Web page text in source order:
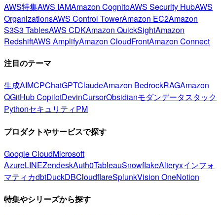
AWS特集AWS IAMAmazon CognitoAWS Security HubAWS
OrganizationsAWS Control TowerAmazon EC2Amazon
S3S3 TablesAWS CDKAmazon QuickSightAmazon
RedshiftAWS AmplifyAmazon CloudFrontAmazon Connect
注目のテーマ
生成AIMCPChatGPTClaudeAmazon BedrockRAGAmazon
QGitHub CopilotDevinCursorObsidianモダンデータスタック
PythonセキュリティPM
プロダクトやサービスで探す
Google CloudMicrosoft
AzureLINEZendeskAuth0TableauSnowflakeAlteryxインフォ
マティカdbtDuckDBCloudflareSplunkVision OneNotion
特集やシリーズから探す